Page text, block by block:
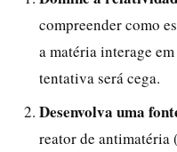
compreender como
a matéria interage
tentativa será cega.
Desenvolva uma
reator de antimatéria